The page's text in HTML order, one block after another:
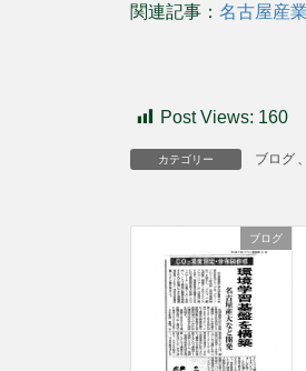
関連記事： 名古屋産
Post Views: 160
カテゴリー ブログ 、
ブログ